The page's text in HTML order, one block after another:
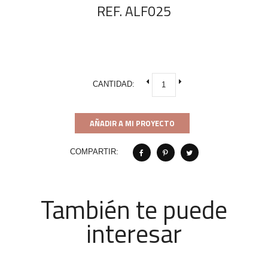
REF. ALF025
CANTIDAD:
AÑADIR A MI PROYECTO
COMPARTIR:
También te puede
interesar